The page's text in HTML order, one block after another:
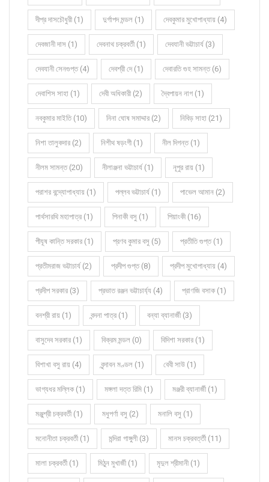
দীপ্র দাসচৌধুরী (1) দুর্গাপদ মন্ডল (1) দেবকুমার মুখোপাধ্যায় (4)
দেবজানী দাস (1) দেবনাথ চক্রবর্তী (1) দেবযানী ভট্টাচার্য (3)
দেবযানী সেনগুপ্ত (4) দেবশ্রী দে (1) দেবারতি গুহ সামন্ত (6)
দেবাশিস সাহা (1) দেবী অধিকারী (2) দ্বৈপায়ন নাগ (1)
নবকুমার মাইতি (10) নিনা ঘোষ সমাদ্দার (2) নিবিড় সাহা (21)
নিশা তালুকদার (2) নিশীথ ষড়ংগী (1) নীল দিগন্ত (1)
নীলম সামন্ত (20) নীলাঞ্জনা ভট্টাচার্য (1) নূপুর রায় (1)
পরাশর বন্দ্যোপাধ্যায় (1) পল্লব ভট্টাচার্য (1) পাভেল আমান (2)
পার্থসারথি মহাপাত্র (1) পিনাকী বসু (1) পিয়াংকী (16)
পীযূষ কান্তি সরকার (1) প্রণব কুমার বসু (5) প্রতীতি গুপ্ত (1)
প্রতীমরাজ ভট্টাচার্য (2) প্রদীপ গুপ্ত (8) প্রদীপ মুখোপাধ্যায় (4)
প্রদীপ সরকার (3) প্রভাত রঞ্জন ভট্টাচার্য্য (4) প্রাণজি বসাক (1)
বনশ্রী রায় (1) বন্দনা পাত্র (1) বন্যা ব্যানার্জী (3)
বাসুদেব সরকার (1) বিক্রম মন্ডল (0) বিদিশা সরকার (1)
বিশাখা বসু রায় (4) বৃন্দাবন মণ্ডল (1) বেবী সাউ (1)
ভাগ্যধর মল্লিক (1) মঙ্গলা দত্ত রিমি (1) মঞ্জরী ব্যানার্জী (1)
মঞ্জুশ্রী চক্রবর্তী (1) মধুপর্ণা বসু (2) মনালি বসু (1)
মনোনীতা চক্রবর্তী (1) মন্দিরা গাঙ্গুলী (3) মানস চক্রবর্ত্তী (11)
মালা চক্রবর্তী (1) মিঠুন মুখার্জী (1) মৃদুল শ্রীমানী (1)